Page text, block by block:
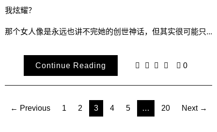
我炫耀？
那个女人像是永远也讲不完她的创世神话，但其实很可能只...
Continue Reading 0
文
← Previous 1 2 3 4 5 … 20 Next →